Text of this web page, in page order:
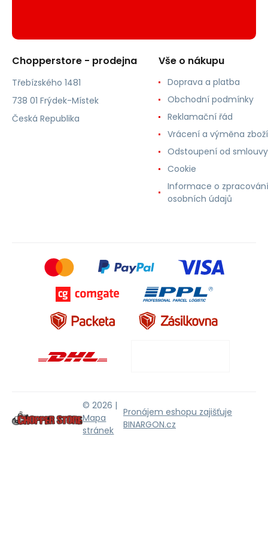
Chopperstore - prodejna
Třebízského 1481
738 01 Frýdek-Místek
Česká Republika
Vše o nákupu
Doprava a platba
Obchodní podmínky
Reklamační řád
Vrácení a výměna zboží
Odstoupení od smlouvy
Cookie
Informace o zpracování
osobních údajů
© 2026 |
Mapa
stránek
Pronájem eshopu zajišťuje
BINARGON.cz